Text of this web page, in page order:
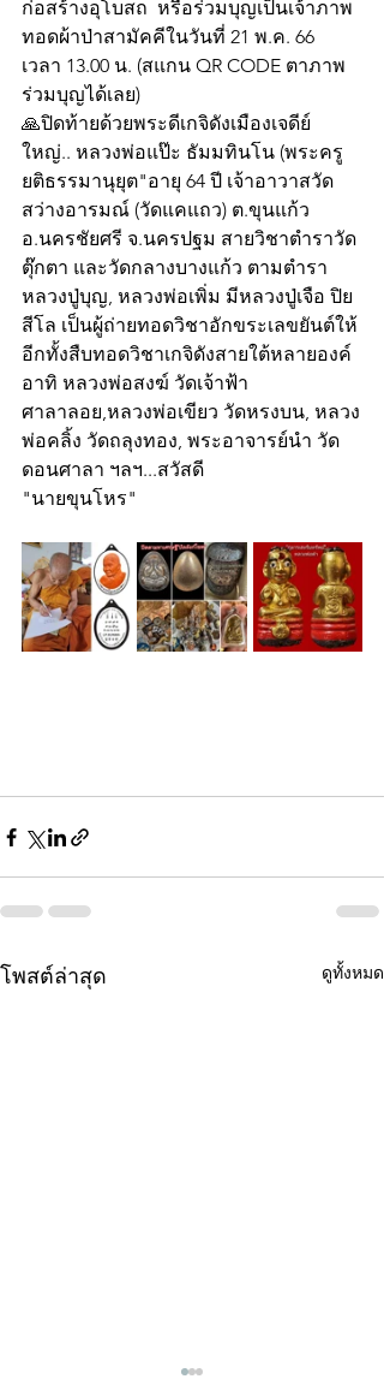
ก่อสร้างอุโบสถ  หรือร่วมบุญเป็นเจ้าภาพ
ทอดผ้าป่าสามัคคีในวันที่ 21 พ.ค. 66
เวลา 13.00 น. (สแกน QR CODE ตาภาพ
ร่วมบุญได้เลย)
🙏ปิดท้ายด้วยพระดีเกจิดังเมืองเจดีย์
ใหญ่.. หลวงพ่อแป๊ะ ธัมมทินโน (พระครู
ยติธรรมานุยุต"อายุ 64 ปี เจ้าอาวาสวัด
สว่างอารมณ์ (วัดแคแถว) ต.ขุนแก้ว
อ.นครชัยศรี จ.นครปฐม สายวิชาตำราวัด
ตุ๊กตา และวัดกลางบางแก้ว ตามตำรา
หลวงปู่บุญ, หลวงพ่อเพิ่ม มีหลวงปู่เจือ ปิย
สีโล เป็นผู้ถ่ายทอดวิชาอักขระเลขยันต์ให้
อีกทั้งสืบทอดวิชาเกจิดังสายใต้หลายองค์
อาทิ หลวงพ่อสงฆ์ วัดเจ้าฟ้า
ศาลาลอย,หลวงพ่อเขียว วัดหรงบน, หลวง
พ่อคลิ้ง วัดถลุงทอง, พระอาจารย์นำ วัด
ดอนศาลา ฯลฯ...สวัสดี
"นายขุนโหร"
โพสต์ล่าสุด ดูทั้งหมด